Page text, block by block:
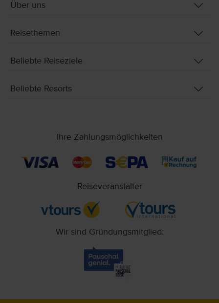
Über uns
Reisethemen
Beliebte Reiseziele
Beliebte Resorts
Ihre Zahlungsmöglichkeiten
Reiseveranstalter
Wir sind Gründungsmitglied: